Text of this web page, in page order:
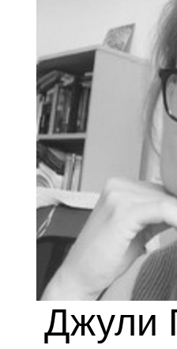
Джули